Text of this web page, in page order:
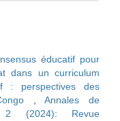
éducatif pour
dans un curriculum
: perspectives des
,Annales de
(2024): Revue